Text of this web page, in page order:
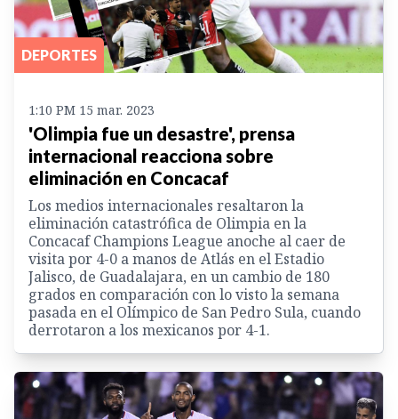
DEPORTES
1:10 PM 15 mar. 2023
'Olimpia fue un desastre', prensa
internacional reacciona sobre
eliminación en Concacaf
Los medios internacionales resaltaron la
eliminación catastrófica de Olimpia en la
Concacaf Champions League anoche al caer de
visita por 4-0 a manos de Atlás en el Estadio
Jalisco, de Guadalajara, en un cambio de 180
grados en comparación con lo visto la semana
pasada en el Olímpico de San Pedro Sula, cuando
derrotaron a los mexicanos por 4-1.